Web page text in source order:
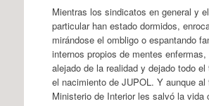
Mientras los sindicatos en general y
particular han estado dormidos,
mirándose el ombligo o espantando
internos propios de mentes enfermas,
alejado de la realidad y dejado todo el
el nacimiento de JUPOL. Y aunque al
Ministerio de Interior les salvó la vida